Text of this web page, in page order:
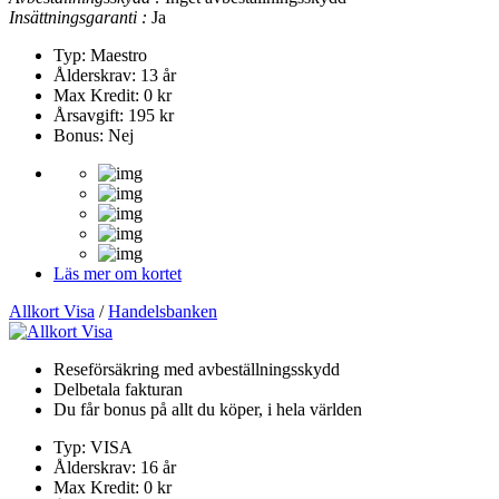
Insättningsgaranti : Ja
Typ: Maestro
Ålderskrav: 13 år
Max Kredit: 0 kr
Årsavgift: 195 kr
Bonus: Nej
Läs mer om kortet
Allkort Visa /Handelsbanken
Reseförsäkring med avbeställningsskydd
Delbetala fakturan
Du får bonus på allt du köper, i hela världen
Typ: VISA
Ålderskrav: 16 år
Max Kredit: 0 kr